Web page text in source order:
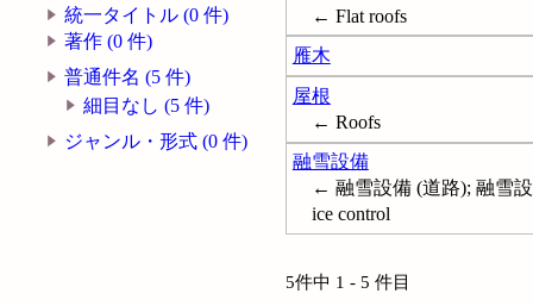
統一タイトル (0 件)
著作 (0 件)
普通件名 (5 件)
細目なし (5 件)
ジャンル・形式 (0 件)
← Flat roofs
雁木
屋根
← Roofs
融雪設備
← 融雪設備 (道路); 融雪設
ice control
5件中 1 - 5 件目